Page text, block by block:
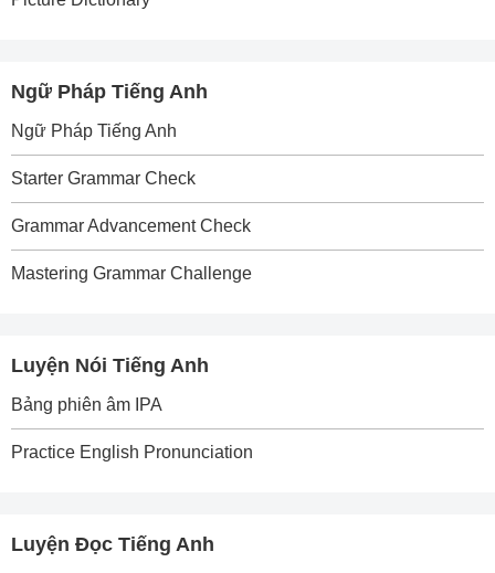
Ngữ Pháp Tiếng Anh
Ngữ Pháp Tiếng Anh
Starter Grammar Check
Grammar Advancement Check
Mastering Grammar Challenge
Luyện Nói Tiếng Anh
Bảng phiên âm IPA
Practice English Pronunciation
Luyện Đọc Tiếng Anh